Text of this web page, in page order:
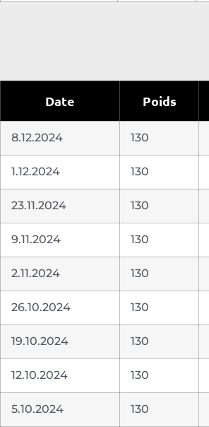
Date Poids
8.12.2024 130
1.12.2024 130
23.11.2024 130
9.11.2024 130
2.11.2024 130
26.10.2024 130
19.10.2024 130
12.10.2024 130
5.10.2024 130